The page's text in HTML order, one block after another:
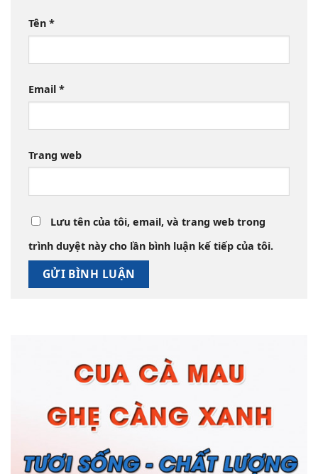
Tên *
Email *
Trang web
Lưu tên của tôi, email, và trang web trong
trình duyệt này cho lần bình luận kế tiếp của tôi.